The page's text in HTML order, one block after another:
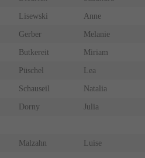
Lisewski Anne
Gerber Melanie
Butkereit Miriam
Püschel Lea
Schauseil Natalia
Dorny Julia
Malzahn Luise